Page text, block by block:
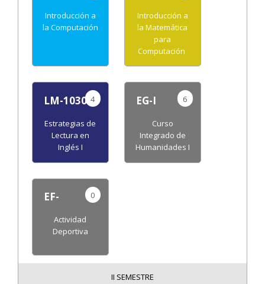
Introducción a
la Computación
Introducción a
la Matemática
para
Computación
LM-1030
Estrategias de
Lectura en
Inglés I
4 EG-I
Curso
Integrado de
Humanidades I
6
EF-
Actividad
Deportiva
0
II SEMESTRE